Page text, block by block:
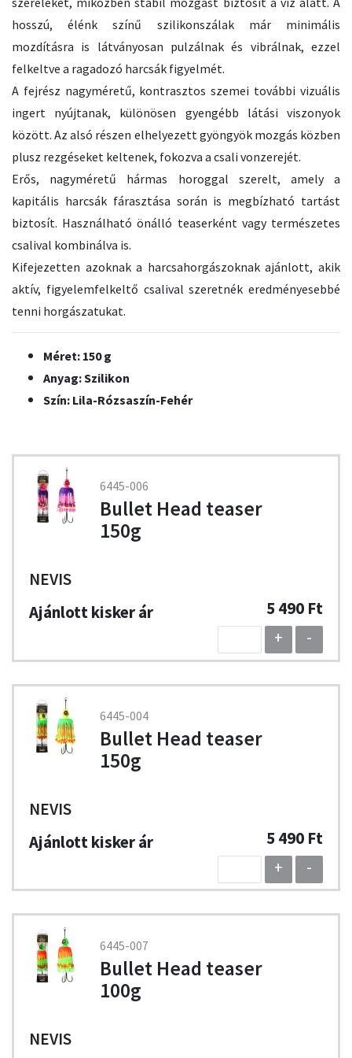
hosszú, élénk színű szilikonszálak már minimális
mozdításra is látványosan pulzálnak és vibrálnak, ezzel
felkeltve a ragadozó harcsák figyelmét.
A fejrész nagyméretű, kontrasztos szemei további vizuális
ingert nyújtanak, különösen gyengébb látási viszonyok
között. Az alsó részen elhelyezett gyöngyök mozgás közben
plusz rezgéseket keltenek, fokozva a csali vonzerejét.
Erős, nagyméretű hármas horoggal szerelt, amely a
kapitális harcsák fárasztása során is megbízható tartást
biztosít. Használható önálló teaserként vagy természetes
csalival kombinálva is.
Kifejezetten azoknak a harcsahorgászoknak ajánlott, akik
aktív, figyelemfelkeltő csalival szeretnék eredményesebbé
tenni horgászatukat.
Méret: 150 g
Anyag: Szilikon
Szín: Lila-Rózsaszín-Fehér
6445-006
Bullet Head teaser
150g
NEVIS
5 490 Ft
+
-
6445-004
Bullet Head teaser
150g
NEVIS
5 490 Ft
+
-
6445-007
Bullet Head teaser
100g
NEVIS